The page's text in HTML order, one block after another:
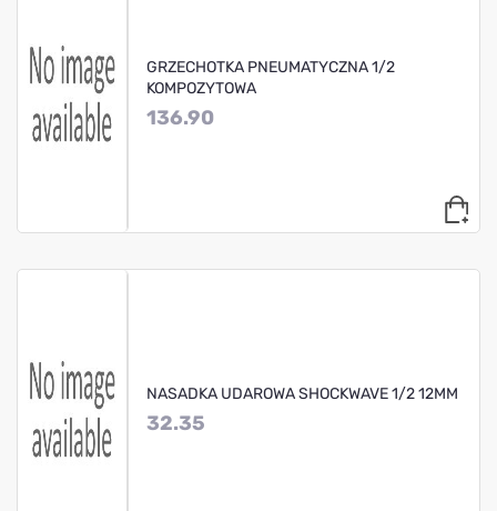
GRZECHOTKA PNEUMATYCZNA 1/2
KOMPOZYTOWA
136.90
NASADKA UDAROWA SHOCKWAVE 1/2 12MM
32.35